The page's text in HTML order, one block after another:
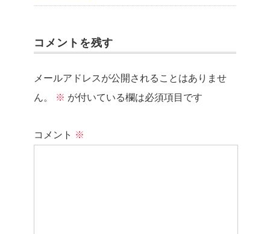
コメントを残す
メールアドレスが公開されることはありませ
ん。
※ が付いている欄は必須項目です
コメント ※